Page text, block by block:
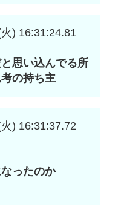
) 16:31:24.81
思い込んでる所
の持ち主
) 16:31:37.72
ったのか